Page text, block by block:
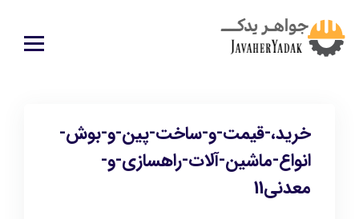
خرید،-قیمت-و-ساخت-پین-و-بوش-
انواع-ماشین-آلات-راهسازی-و-
معدنی11